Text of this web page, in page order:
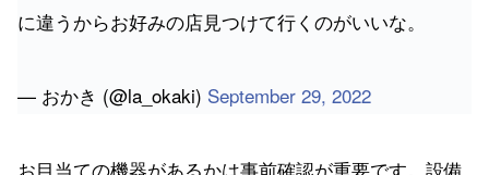
に違うからお好みの店見つけて行くのがいいな。
— おかき (@la_okaki) September 29, 2022
お目当ての機器があるかは事前確認が重要です。設備